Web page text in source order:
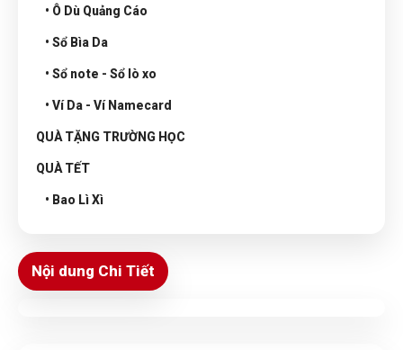
• Ô Dù Quảng Cáo
• Sổ Bìa Da
• Sổ note - Sổ lò xo
• Ví Da - Ví Namecard
QUÀ TẶNG TRƯỜNG HỌC
QUÀ TẾT
• Bao Lì Xì
Nội dung Chi Tiết